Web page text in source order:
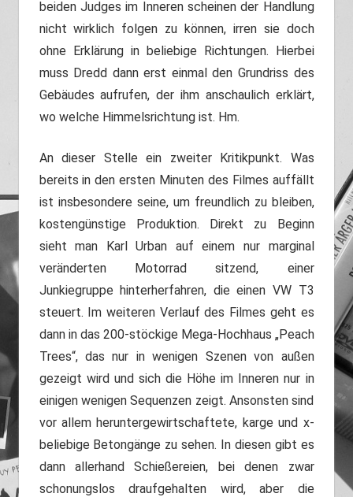
beiden Judges im Inneren scheinen der Handlung
nicht wirklich folgen zu können, irren sie doch
ohne Erklärung in beliebige Richtungen. Hierbei
muss Dredd dann erst einmal den Grundriss des
Gebäudes aufrufen, der ihm anschaulich erklärt,
wo welche Himmelsrichtung ist. Hm.
An dieser Stelle ein zweiter Kritikpunkt. Was
bereits in den ersten Minuten des Filmes auffällt
ist insbesondere seine, um freundlich zu bleiben,
kostengünstige Produktion. Direkt zu Beginn
sieht man Karl Urban auf einem nur marginal
veränderten Motorrad sitzend, einer
Junkiegruppe hinterherfahren, die einen VW T3
steuert. Im weiteren Verlauf des Filmes geht es
dann in das 200-stöckige Mega-Hochhaus „Peach
Trees“, das nur in wenigen Szenen von außen
gezeigt wird und sich die Höhe im Inneren nur in
einigen wenigen Sequenzen zeigt. Ansonsten sind
vor allem heruntergewirtschaftete, karge und x-
beliebige Betongänge zu sehen. In diesen gibt es
dann allerhand Schießereien, bei denen zwar
schonungslos draufgehalten wird, aber die